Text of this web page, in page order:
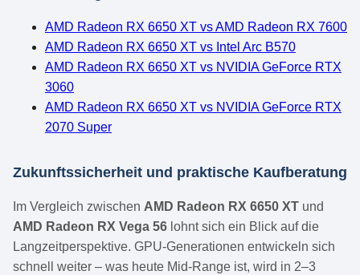
AMD Radeon RX 6650 XT vs AMD Radeon RX 7600
AMD Radeon RX 6650 XT vs Intel Arc B570
AMD Radeon RX 6650 XT vs NVIDIA GeForce RTX
3060
AMD Radeon RX 6650 XT vs NVIDIA GeForce RTX
2070 Super
Zukunftssicherheit und praktische Kaufberatung
Im Vergleich zwischen AMD Radeon RX 6650 XT und
AMD Radeon RX Vega 56 lohnt sich ein Blick auf die
Langzeitperspektive. GPU-Generationen entwickeln sich
schnell weiter – was heute Mid-Range ist, wird in 2–3